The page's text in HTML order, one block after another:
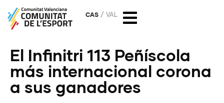
CAS VAL
El Infinitri 113 Peñíscola
más internacional corona
a sus ganadores